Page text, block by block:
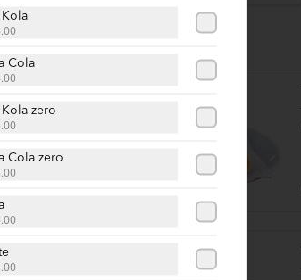
cremas ,
al hilo a elección.
cremas ,
Kola
Cola
Kola zero
Cola zero